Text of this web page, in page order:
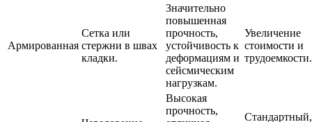
Армированная
Сетка или
стержни в швах
кладки.
Значительно
повышенная
прочность,
устойчивость к
деформациям и
сейсмическим
нагрузкам.
Увеличение
стоимости и
трудоемкости.
Высокая
прочность,